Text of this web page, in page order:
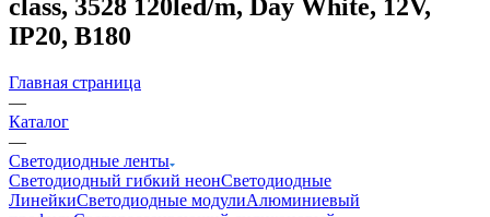
class, 3528 120led/m, Day White, 12V,
IP20, B180
Главная страница
—
Каталог
—
Светодиодные ленты
Светодиодный гибкий неонСветодиодные
ЛинейкиСветодиодные модулиАлюминиевый